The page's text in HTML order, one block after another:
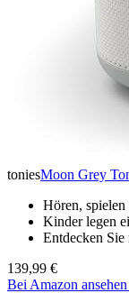
toniesMoon Grey
Hören,
Kinder legen
Entdecken
139,99 €
Bei Amazon ansehen